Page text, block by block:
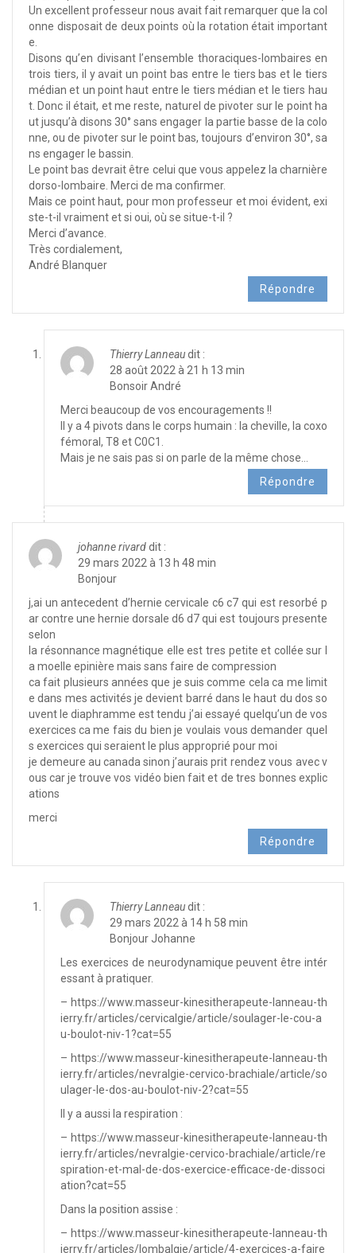
Un excellent professeur nous avait fait remarquer que la col
onne disposait de deux points où la rotation était important
e.
Disons qu’en divisant l’ensemble thoraciques-lombaires en
trois tiers, il y avait un point bas entre le tiers bas et le tiers
médian et un point haut entre le tiers médian et le tiers hau
t. Donc il était, et me reste, naturel de pivoter sur le point ha
ut jusqu’à disons 30° sans engager la partie basse de la colo
nne, ou de pivoter sur le point bas, toujours d’environ 30°, sa
ns engager le bassin.
Le point bas devrait être celui que vous appelez la charnière
dorso-lombaire. Merci de ma confirmer.
Mais ce point haut, pour mon professeur et moi évident, exi
ste-t-il vraiment et si oui, où se situe-t-il ?
Merci d’avance.
Très cordialement,
André Blanquer
Répondre
Thierry Lanneaudit :
28 août 2022 à 21 h 13 min
Bonsoir André
Merci beaucoup de vos encouragements !!
Il y a 4 pivots dans le corps humain : la cheville, la coxo
fémoral, T8 et C0C1.
Mais je ne sais pas si on parle de la même chose…
Répondre
johanne rivarddit :
29 mars 2022 à 13 h 48 min
Bonjour
j,ai un antecedent d’hernie cervicale c6 c7 qui est resorbé p
ar contre une hernie dorsale d6 d7 qui est toujours presente
selon
la résonnance magnétique elle est tres petite et collée sur l
a moelle epinière mais sans faire de compression
ca fait plusieurs années que je suis comme cela ca me limit
e dans mes activités je devient barré dans le haut du dos so
uvent le diaphramme est tendu j’ai essayé quelqu’un de vos
exercices ca me fais du bien je voulais vous demander quel
s exercices qui seraient le plus approprié pour moi
je demeure au canada sinon j’aurais prit rendez vous avec v
ous car je trouve vos vidéo bien fait et de tres bonnes explic
ations
merci
Répondre
Thierry Lanneaudit :
29 mars 2022 à 14 h 58 min
Bonjour Johanne
Les exercices de neurodynamique peuvent être intér
essant à pratiquer.
– https://www.masseur-kinesitherapeute-lanneau-th
ierry.fr/articles/cervicalgie/article/soulager-le-cou-a
u-boulot-niv-1?cat=55
– https://www.masseur-kinesitherapeute-lanneau-th
ierry.fr/articles/nevralgie-cervico-brachiale/article/so
ulager-le-dos-au-boulot-niv-2?cat=55
Il y a aussi la respiration :
– https://www.masseur-kinesitherapeute-lanneau-th
ierry.fr/articles/nevralgie-cervico-brachiale/article/re
spiration-et-mal-de-dos-exercice-efficace-de-dissoci
ation?cat=55
Dans la position assise :
– https://www.masseur-kinesitherapeute-lanneau-th
ierry.fr/articles/lombalgie/article/4-exercices-a-faire